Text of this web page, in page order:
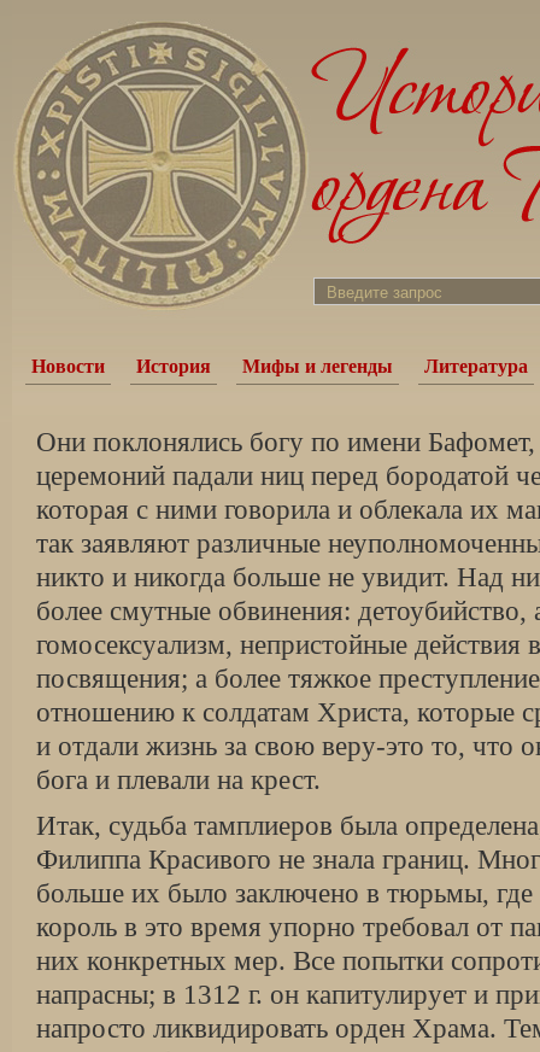
Новости История Мифы и легенды Литература
Они поклонялись богу по имени
церемоний падали ниц перед бородатой
которая с ними говорила и облекала их
так заявляют различные
никто и никогда больше не увидит. Над
более смутные обвинения: детоубийство,
гомосексуализм, непристойные действия
посвящения; а более тяжкое
отношению к солдатам Христа, которые
и отдали жизнь за свою веру-это то, что
бога и плевали на крест.
Итак, судьба тамплиеров была
Филиппа Красивого не знала границ.
больше их было заключено в тюрьмы,
король в это время упорно требовал от
них конкретных мер. Все попытки
напрасны; в 1312 г. он капитулирует и
напросто ликвидировать орден Храма.